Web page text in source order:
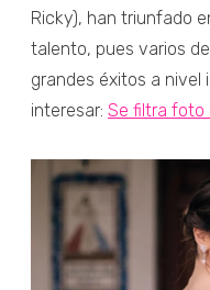
Ricky), han triunfado
talento, pues varios
grandes éxitos a nivel
interesar: Se filtra foto